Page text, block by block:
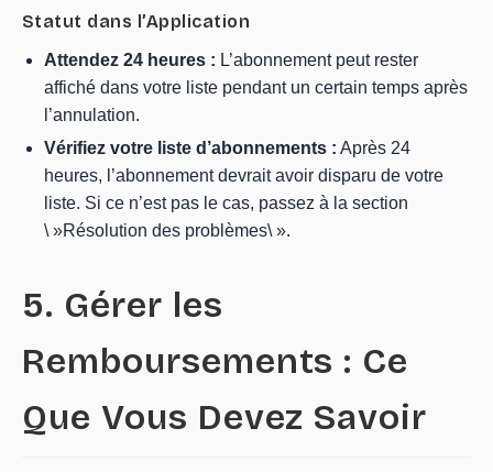
Statut dans l’Application
Attendez 24 heures : L’abonnement peut rester
affiché dans votre liste pendant un certain temps après
l’annulation.
Vérifiez votre liste d’abonnements : Après 24
heures, l’abonnement devrait avoir disparu de votre
liste. Si ce n’est pas le cas, passez à la section
\ »Résolution des problèmes\ ».
5. Gérer les
Remboursements : Ce
Que Vous Devez Savoir